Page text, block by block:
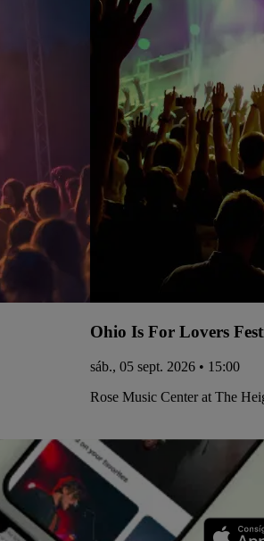
Ohio Is For Lovers
sáb., 05 sept. 2026 • 15:00
Rose Music Center at The